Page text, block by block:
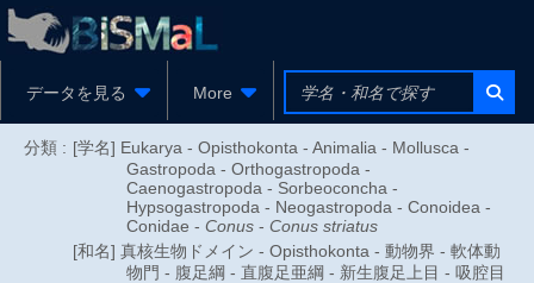
データを見る More
分類 : [学名] Eukarya - Opisthokonta - Animalia - Mollusca -
Gastropoda - Orthogastropoda -
Caenogastropoda - Sorbeoconcha -
Hypsogastropoda - Neogastropoda - Conoidea -
Conidae - Conus - Conus striatus
[和名] 真核生物ドメイン - Opisthokonta - 動物界 - 軟体動
物門 - 腹足綱 - 直腹足亜綱 - 新生腹足上目 - 吸腔目